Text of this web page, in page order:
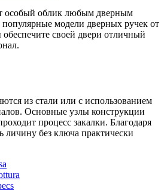
особый облик любым дверным
модели дверных ручек от
своей двери отличный
из стали или с использованием
Основные узлы конструкции
процесс закалки. Благодаря
личину без ключа практически